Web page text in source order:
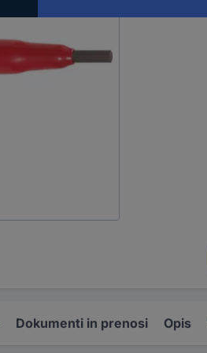
Dokumenti in prenosi Opis